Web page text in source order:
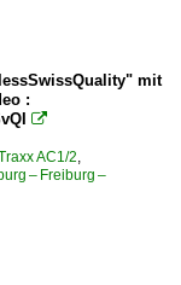
mit
:

AC1/2,
– Freiburg –